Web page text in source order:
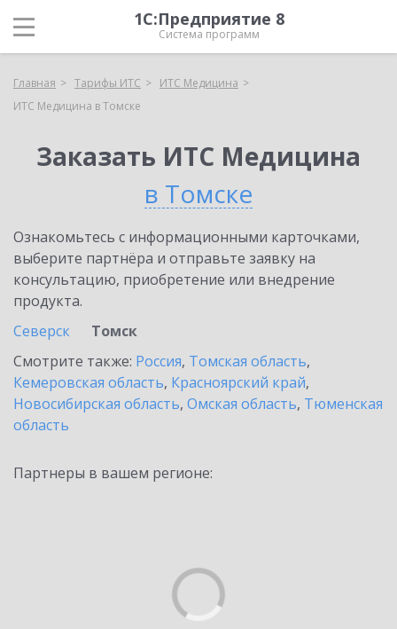
1С:Предприятие 8
Система программ
Главная Тарифы ИТС
ИТС Медицина
ИТС Медицина в Томске
Заказать ИТС Медицина
в Томске
Ознакомьтесь с информационными карточками,
выберите партнёра и отправьте заявку на
консультацию, приобретение или внедрение
продукта.
Северск
Томск
Смотрите также: Россия, Томская область,
Кемеровская область, Красноярский край,
Новосибирская область, Омская область, Тюменская
область
Партнеры в вашем регионе: